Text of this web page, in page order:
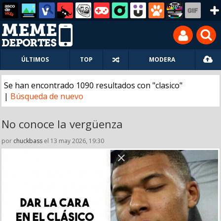
ÚLTIMOS TOP MODERA
Se han encontrado 1090 resultados con "clasico"
| Búsqueda de nuevo
No conoce la vergüenza
por chuckbass el 13 may 2026, 19:30